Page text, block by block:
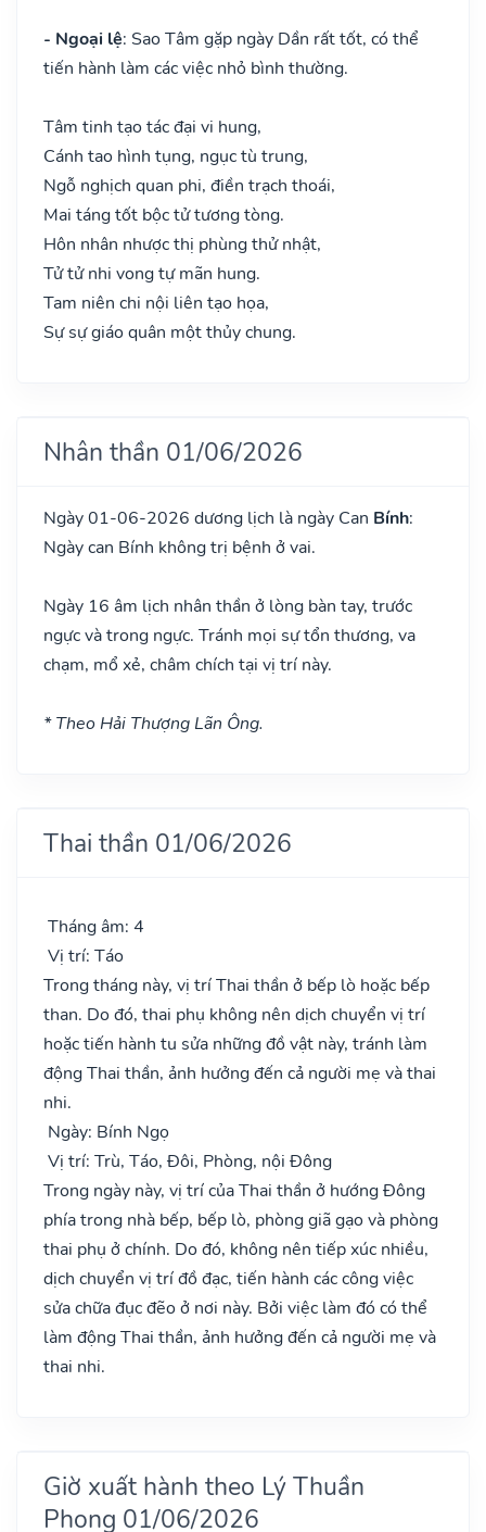
- Ngoại lệ: Sao Tâm gặp ngày Dần rất tốt, có thể
tiến hành làm các việc nhỏ bình thường.
Tâm tinh tạo tác đại vi hung,
Cánh tao hình tụng, ngục tù trung,
Ngỗ nghịch quan phi, điền trạch thoái,
Mai táng tốt bộc tử tương tòng.
Hôn nhân nhược thị phùng thử nhật,
Tử tử nhi vong tự mãn hung.
Tam niên chi nội liên tạo họa,
Sự sự giáo quân một thủy chung.
Nhân thần 01/06/2026
Ngày 01-06-2026 dương lịch là ngày Can Bính:
Ngày can Bính không trị bệnh ở vai.
Ngày 16 âm lịch nhân thần ở lòng bàn tay, trước
ngực và trong ngực. Tránh mọi sự tổn thương, va
chạm, mổ xẻ, châm chích tại vị trí này.
* Theo Hải Thượng Lãn Ông.
Thai thần 01/06/2026
Tháng âm: 4
Vị trí: Táo
Trong tháng này, vị trí Thai thần ở bếp lò hoặc bếp
than. Do đó, thai phụ không nên dịch chuyển vị trí
hoặc tiến hành tu sửa những đồ vật này, tránh làm
động Thai thần, ảnh hưởng đến cả người mẹ và thai
nhi.
Ngày: Bính Ngọ
Vị trí: Trù, Táo, Đôi, Phòng, nội Đông
Trong ngày này, vị trí của Thai thần ở hướng Đông
phía trong nhà bếp, bếp lò, phòng giã gạo và phòng
thai phụ ở chính. Do đó, không nên tiếp xúc nhiều,
dịch chuyển vị trí đồ đạc, tiến hành các công việc
sửa chữa đục đẽo ở nơi này. Bởi việc làm đó có thể
làm động Thai thần, ảnh hưởng đến cả người mẹ và
thai nhi.
Giờ xuất hành theo Lý Thuần
Phong 01/06/2026